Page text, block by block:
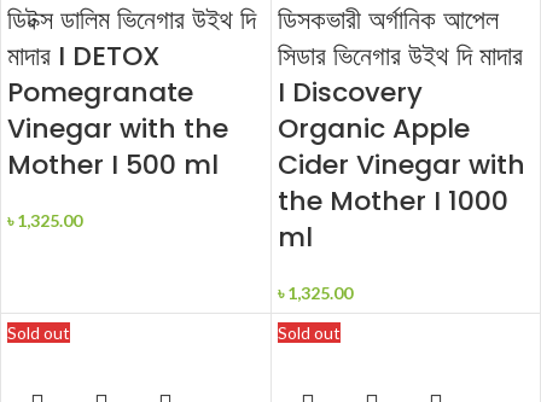
ডিটক্স ডালিম ভিনেগার উইথ দি
মাদার I DETOX
Pomegranate
Vinegar with the
Mother I 500 ml
৳1,325.00
ডিসকভারী অর্গানিক আপেল
সিডার ভিনেগার উইথ দি মাদার
I Discovery
Organic Apple
Cider Vinegar with
the Mother I 1000
ml
৳1,325.00
Sold out
Sold out